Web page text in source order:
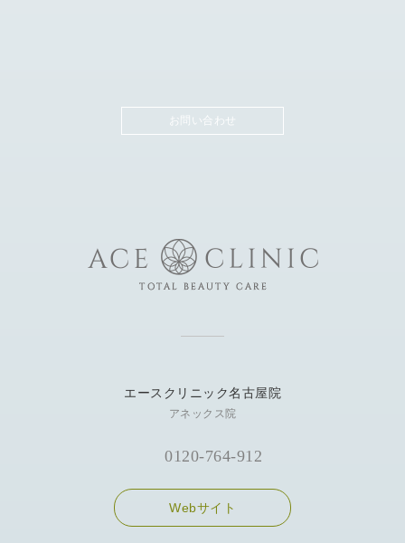
お問い合わせ
エースクリニック名古屋院
アネックス院
0120-764-912
Webサイト